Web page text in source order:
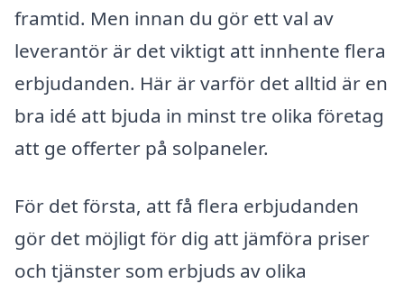
framtid. Men innan du gör ett val av
leverantör är det viktigt att innhente flera
erbjudanden. Här är varför det alltid är en
bra idé att bjuda in minst tre olika företag
att ge offerter på solpaneler.
För det första, att få flera erbjudanden
gör det möjligt för dig att jämföra priser
och tjänster som erbjuds av olika